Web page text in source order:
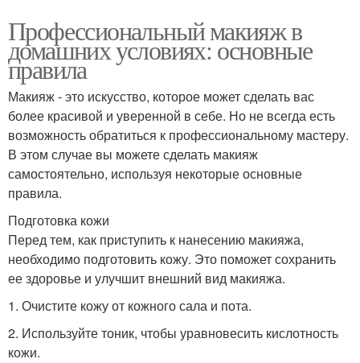
Профессиональный макияж в
домашних условиях: основные
правила
Макияж - это искусство, которое может сделать вас
более красивой и уверенной в себе. Но не всегда есть
возможность обратиться к профессиональному мастеру.
В этом случае вы можете сделать макияж
самостоятельно, используя некоторые основные
правила.
Подготовка кожи
Перед тем, как приступить к нанесению макияжа,
необходимо подготовить кожу. Это поможет сохранить
ее здоровье и улучшит внешний вид макияжа.
1. Очистите кожу от кожного сала и пота.
2. Используйте тоник, чтобы уравновесить кислотность
кожи.